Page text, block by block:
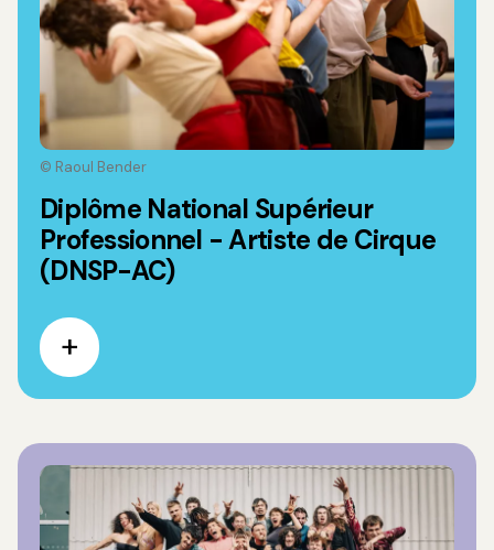
© Raoul Bender
Diplôme National Supérieur
Professionnel - Artiste de Cirque
(DNSP-AC)